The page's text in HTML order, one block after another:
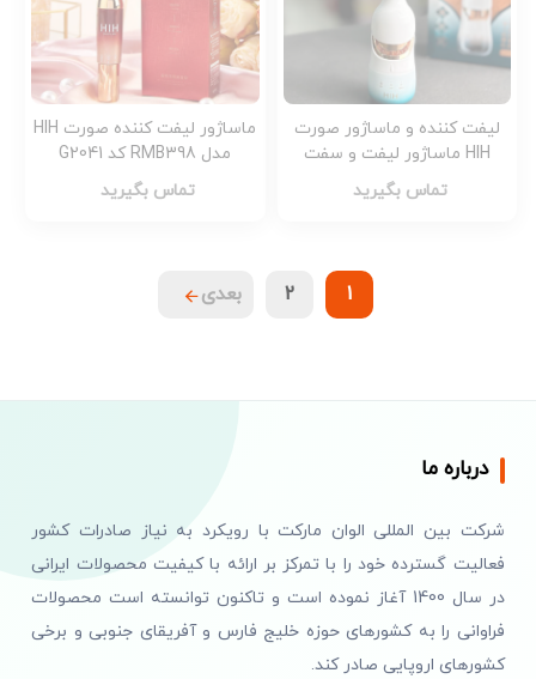
لیفت کننده و ماساژور صورت
HIH ماساژور لیفت و سفت
کننده صورت و گردن ویبره دار
تماس بگیرید
ماساژور لیفت کننده صورت HIH
مدل RMB398 کد G2041
تماس بگیرید
1
2 بعدی
درباره ما
شرکت بین المللی الوان مارکت با رویکرد به نیاز صادرات کشور
فعالیت گسترده خود را با تمرکز بر ارائه با کیفیت محصولات ایرانی
در سال 1400 آغاز نموده است و تاکنون توانسته است محصولات
فراوانی را به کشورهای حوزه خلیج فارس و آفریقای جنوبی و برخی
کشورهای اروپایی صادر کند.